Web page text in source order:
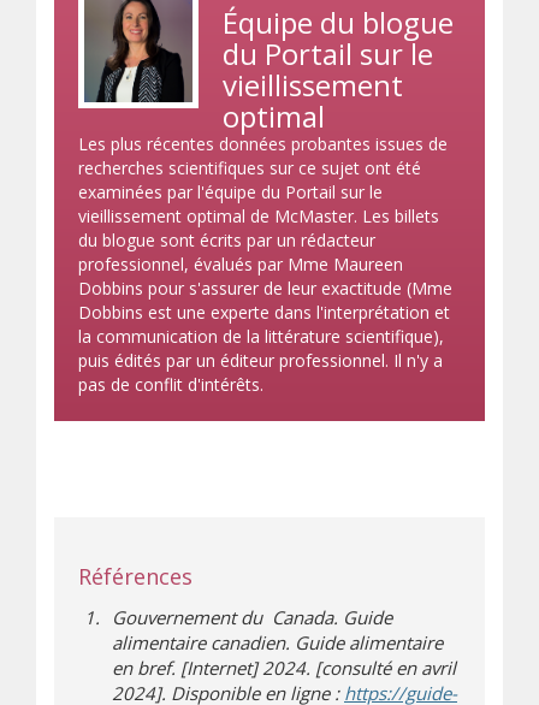
Équipe du blogue
du Portail sur le
vieillissement
optimal
Les plus récentes données probantes issues de
recherches scientifiques sur ce sujet ont été
examinées par l'équipe du Portail sur le
vieillissement optimal de McMaster. Les billets
du blogue sont écrits par un rédacteur
professionnel, évalués par Mme Maureen
Dobbins pour s'assurer de leur exactitude (Mme
Dobbins est une experte dans l'interprétation et
la communication de la littérature scientifique),
puis édités par un éditeur professionnel. Il n'y a
pas de conflit d'intérêts.
Références
Gouvernement du Canada. Guide
alimentaire canadien. Guide alimentaire
en bref. [Internet] 2024. [consulté en avril
2024]. Disponible en ligne : https://guide-